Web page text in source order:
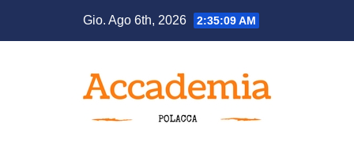
Gio. Ago 6th, 2026 2:35:10 AM